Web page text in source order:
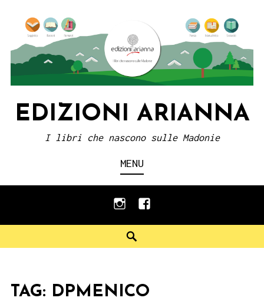
content
EDIZIONI ARIANNA
I libri che nascono sulle Madonie
MENU
instagramfacebook
TAG: DPMENICO